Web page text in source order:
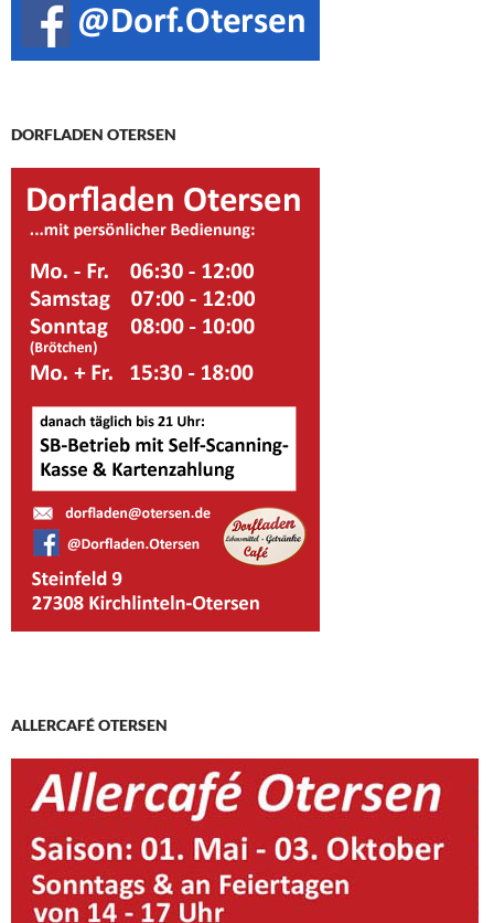
DORFLADEN OTERSEN
ALLERCAFÉ OTERSEN